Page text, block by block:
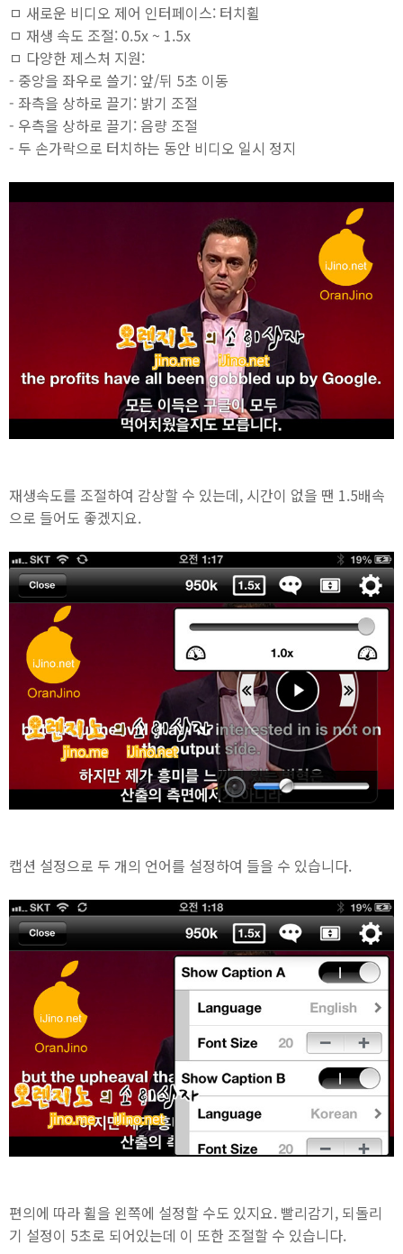
ㅁ 새로운 비디오 제어 인터페이스: 터치휠
ㅁ 재생 속도 조절: 0.5x ~ 1.5x
ㅁ 다양한 제스처 지원:
- 중앙을 좌우로 쓸기: 앞/뒤 5초 이동
- 좌측을 상하로 끌기: 밝기 조절
- 우측을 상하로 끌기: 음량 조절
- 두 손가락으로 터치하는 동안 비디오 일시 정지
재생속도를 조절하여 감상할 수 있는데, 시간이 없을 땐 1.5배속
으로 들어도 좋겠지요.
캡션 설정으로 두 개의 언어를 설정하여 들을 수 있습니다.
편의에 따라 휠을 왼쪽에 설정할 수도 있지요. 빨리감기, 되돌리
기 설정이 5초로 되어있는데 이 또한 조절할 수 있습니다.